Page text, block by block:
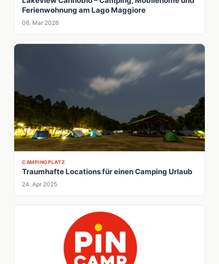
Ferienwohnung am Lago Maggiore
06. Mar 2026
CAMPINGPLATZ
Traumhafte Locations für einen Camping Urlaub
24. Apr 2025